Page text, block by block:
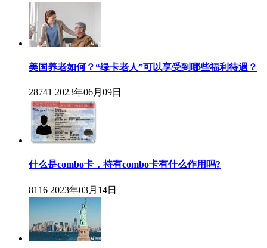
美国养老如何？“绿卡老人”可以享受到哪些福利待遇？
28741 2023年06月09日
什么是combo卡，持有combo卡有什么作用吗?
8116 2023年03月14日